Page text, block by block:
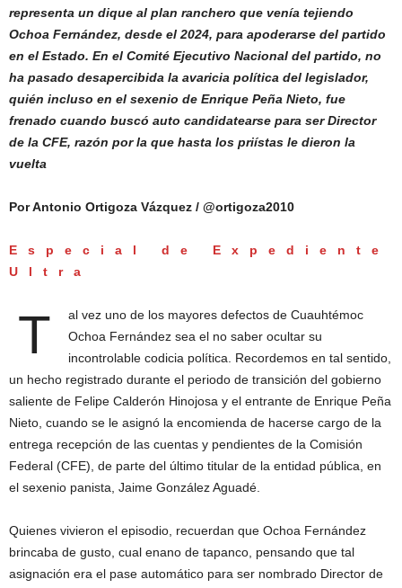
representa un dique al plan ranchero que venía tejiendo
Ochoa Fernández, desde el 2024, para apoderarse del partido
en el Estado. En el Comité Ejecutivo Nacional del partido, no
ha pasado desapercibida la avaricia política del legislador,
quién incluso en el sexenio de Enrique Peña Nieto, fue
frenado cuando buscó auto candidatearse para ser Director
de la CFE, razón por la que hasta los priístas le dieron la
vuelta
Por Antonio Ortigoza Vázquez / @ortigoza2010
Especial de Expediente
Ultra
T
al vez uno de los mayores defectos de Cuauhtémoc
Ochoa Fernández sea el no saber ocultar su
incontrolable codicia política. Recordemos en tal sentido,
un hecho registrado durante el periodo de transición del gobierno
saliente de Felipe Calderón Hinojosa y el entrante de Enrique Peña
Nieto, cuando se le asignó la encomienda de hacerse cargo de la
entrega recepción de las cuentas y pendientes de la Comisión
Federal (CFE), de parte del último titular de la entidad pública, en
el sexenio panista, Jaime González Aguadé.
Quienes vivieron el episodio, recuerdan que Ochoa Fernández
brincaba de gusto, cual enano de tapanco, pensando que tal
asignación era el pase automático para ser nombrado Director de